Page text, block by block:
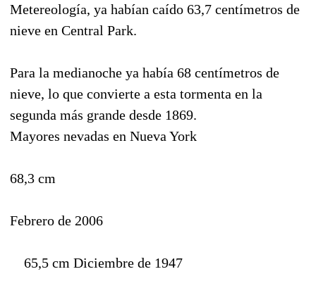
Metereología, ya habían caído 63,7 centímetros de
nieve en Central Park.
Para la medianoche ya había 68 centímetros de
nieve, lo que convierte a esta tormenta en la
segunda más grande desde 1869.
Mayores nevadas en Nueva York
68,3 cm
Febrero de 2006
65,5 cm Diciembre de 1947